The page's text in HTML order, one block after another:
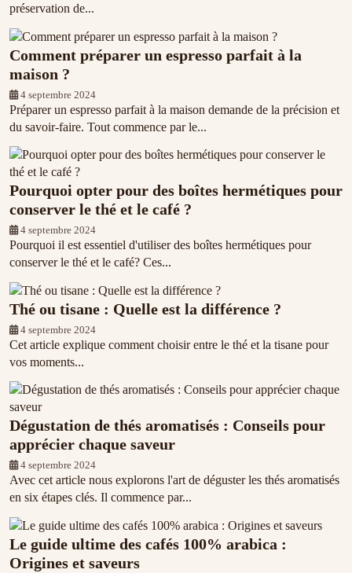
préservation de...
Comment préparer un espresso parfait à la
maison ?
4 septembre 2024
Préparer un espresso parfait à la maison demande de la précision et
du savoir-faire. Tout commence par le...
Pourquoi opter pour des boîtes hermétiques pour
conserver le thé et le café ?
4 septembre 2024
Pourquoi il est essentiel d'utiliser des boîtes hermétiques pour
conserver le thé et le café? Ces...
Thé ou tisane : Quelle est la différence ?
4 septembre 2024
Cet article explique comment choisir entre le thé et la tisane pour
vos moments...
Dégustation de thés aromatisés : Conseils pour
apprécier chaque saveur
4 septembre 2024
Avec cet article nous explorons l'art de déguster les thés aromatisés
en six étapes clés. Il commence par...
Le guide ultime des cafés 100% arabica :
Origines et saveurs